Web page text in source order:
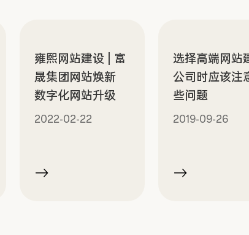
雍熙网站建设 | 富
晟集团网站焕新
数字化网站升级
2022-02-22
选择高端网站
公司时应该注
些问题
2019-09-26